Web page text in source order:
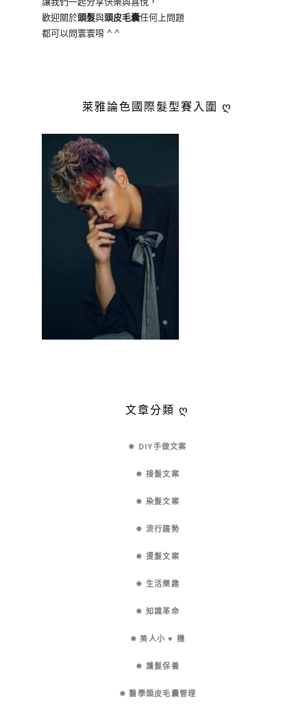
歡迎關於頭髮與頭皮毛囊任何上問題
都可以問寰寰唷 ^ ^
萊雅論色國際髮型賽入圍 ღ
文章分類 ღ
✵ DIY手做文案
✵ 接髮文案
✵ 染髮文案
✵ 流行趨勢
✵ 燙髮文案
✵ 生活樂趣
✵ 知識革命
✵ 美人小 ♥ 機
✵ 護髮保養
✵ 醫學頭皮毛囊管理